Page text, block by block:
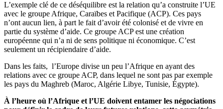
L’exemple clé de ce déséquilibre est la relation qu’a construite l’UE
avec le groupe Afrique, Caraïbes et Pacifique (ACP). Ces pays
n’ont aucun lien, à part le fait d’avoir été colonisé et de vivre en
partie du système d’aide. Ce groupe ACP est une création
européenne qui n’a ni de sens politique ni économique. C’est
seulement un récipiendaire d’aide.
Dans les faits, l’Europe divise un peu l’Afrique en ayant des
relations avec ce groupe ACP, dans lequel ne sont pas par exemple
les pays du Maghreb (Maroc, Algérie Libye, Tunisie, Égypte).
À l’heure où l’Afrique et l’UE doivent entamer les négociations